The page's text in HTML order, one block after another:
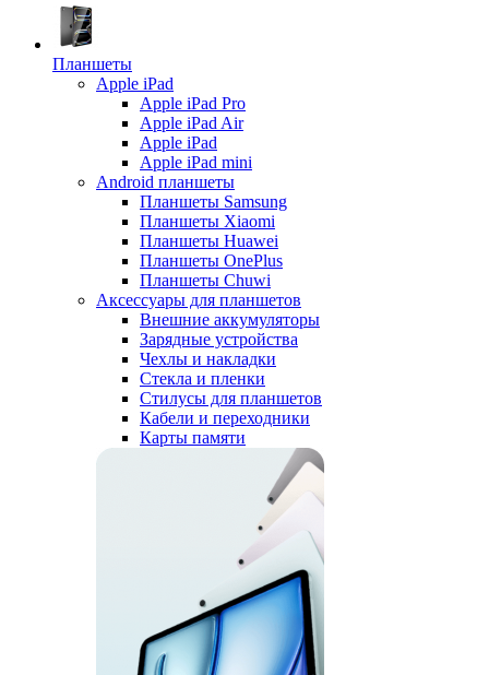
Планшеты
Apple iPad
Apple iPad Pro
Apple iPad Air
Apple iPad
Apple iPad mini
Android планшеты
Планшеты Samsung
Планшеты Xiaomi
Планшеты Huawei
Планшеты OnePlus
Планшеты Chuwi
Аксессуары для планшетов
Внешние аккумуляторы
Зарядные устройства
Чехлы и накладки
Стекла и пленки
Стилусы для планшетов
Кабели и переходники
Карты памяти